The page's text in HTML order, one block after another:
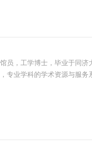
工学博士，毕业于同济大
专业学科的学术资源与服务